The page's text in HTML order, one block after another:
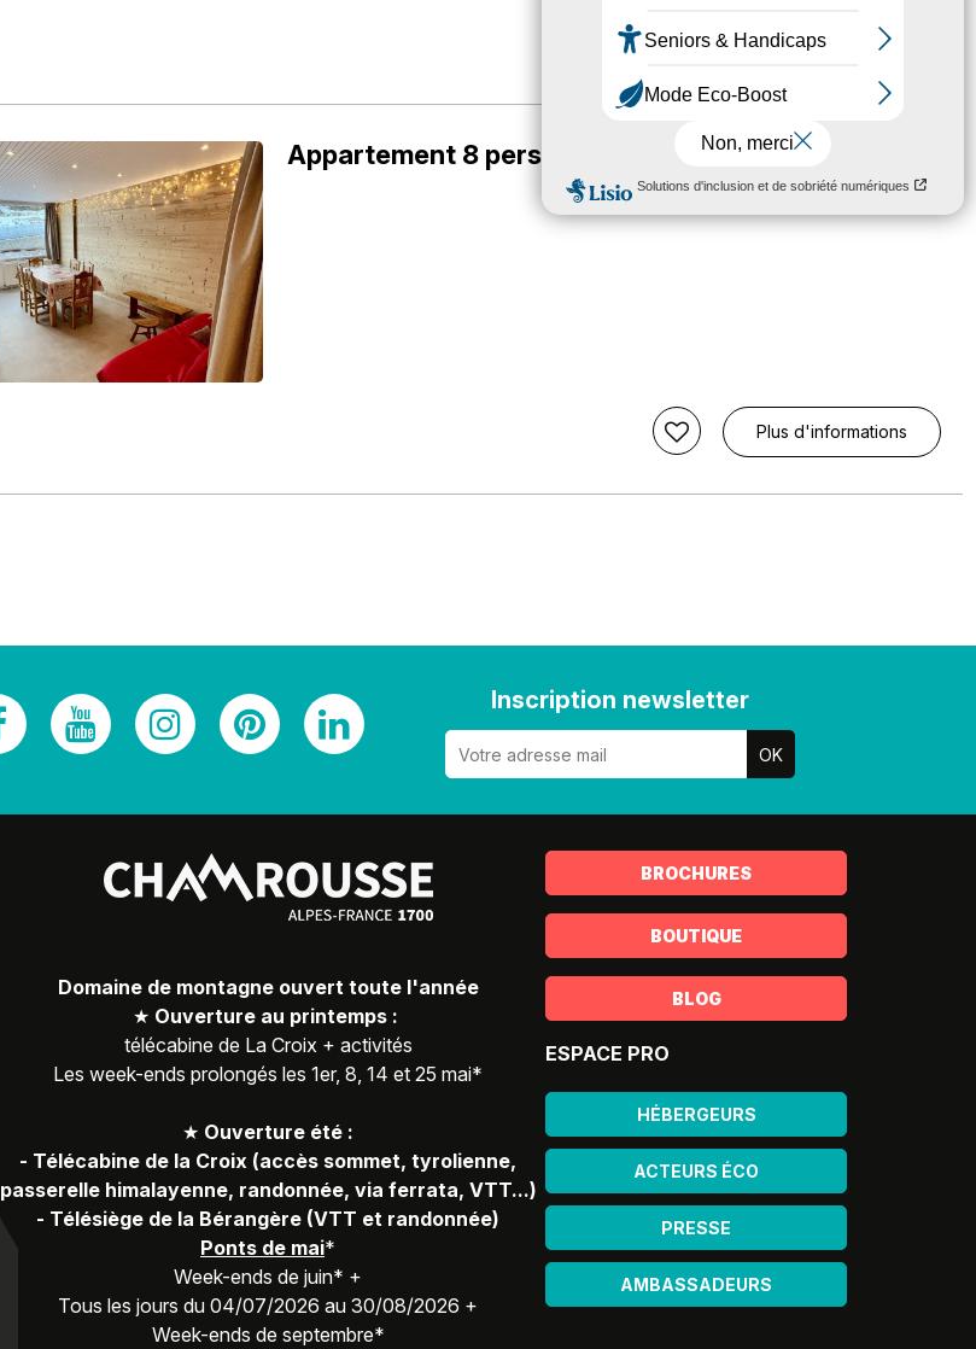
Plus d'informations
Appartement 8 personnes - centre Commercial 240
Plus d'informations
Inscription newsletter
Domaine de montagne ouvert toute l'année
★ Ouverture au printemps :
télécabine de La Croix + activités
Les week-ends prolongés les 1er, 8, 14 et 25 mai*
★ Ouverture été :
- Télécabine de la Croix (accès sommet, tyrolienne,
passerelle himalayenne, randonnée, via ferrata, VTT...)
- Télésiège de la Bérangère (VTT et randonnée)
Ponts de mai*
Week-ends de juin* +
Tous les jours du 04/07/2026 au 30/08/2026 +
Week-ends de septembre*
BROCHURES
BOUTIQUE
BLOG
ESPACE PRO
HÉBERGEURS
ACTEURS ÉCO
PRESSE
AMBASSADEURS